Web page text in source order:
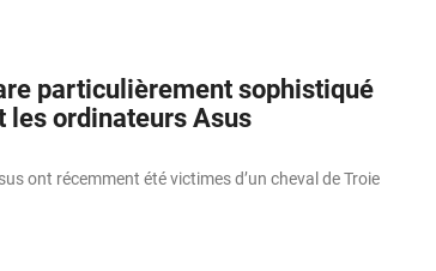
particulièrement sophistiqué
les ordinateurs Asus
ont récemment été victimes d’un cheval de Troie